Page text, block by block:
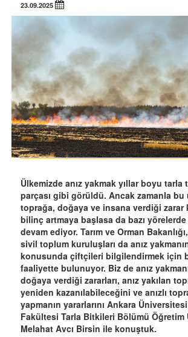
23.09.2025
Ülkemizde anız yakmak yıllar boyu tarla
parçası gibi görüldü. Ancak zamanla bu
toprağa, doğaya ve insana verdiği zarar
bilinç artmaya başlasa da bazı yörelerde
devam ediyor. Tarım ve Orman
sivil toplum kuruluşları da anız
konusunda çiftçileri bilgilendirmek için
faaliyette bulunuyor. Biz de anız
doğaya verdiği zararları, anız yakılan
yeniden kazanılabileceğini ve anızlı
yapmanın yararlarını Ankara
Fakültesi Tarla Bitkileri Bölümü Öğretim
Melahat Avcı Birsin ile konuştuk.